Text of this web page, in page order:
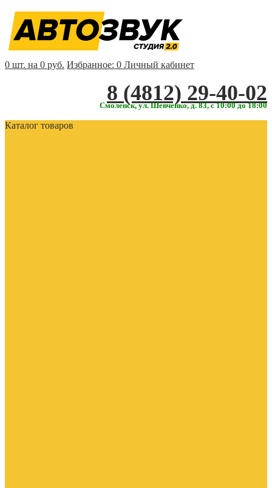
0 шт. на 0 руб. Избранное: 0 Личный кабинет
‎‎8 (4812) 29-40-02
Смоленск, ул. Шевченко, д. 83, с 10:00 до 18:00
Каталог товаров